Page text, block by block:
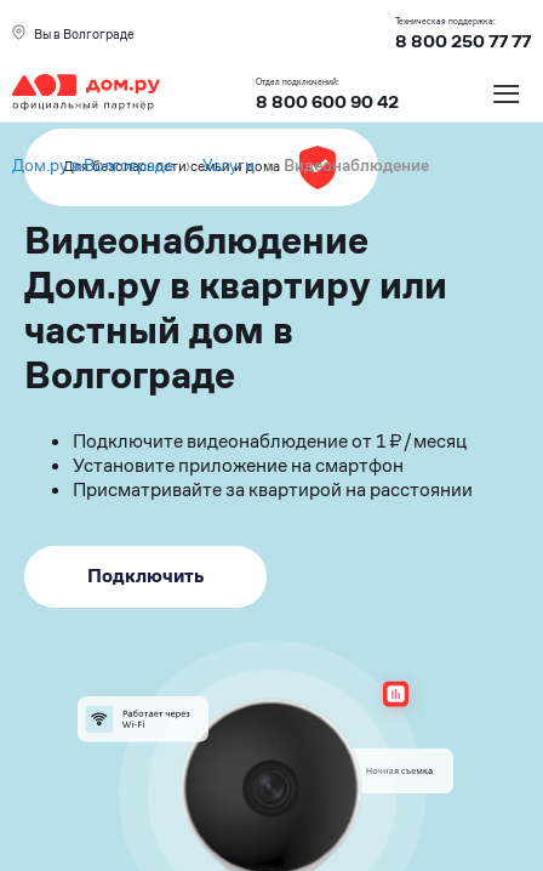
Вы в Волгограде
Техническая поддержка:
8 800 250 77 77
Отдел подключений:
8 800 600 90 42 ≡
Дом.ру в Волгограде › Услуги › Видеонаблюдение
Для безопасности семьи и дома
Видеонаблюдение
Дом.ру в квартиру или
частный дом в
Волгограде
Подключите видеонаблюдение от 1 ₽/месяц
Установите приложение на смартфон
Присматривайте за квартирой на расстоянии
Подключить